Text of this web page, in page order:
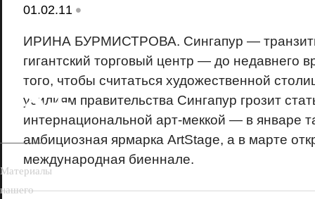
01.02.11 •
ИРИНА БУРМИСТРОВА. Сингапур —
гигантский торговый центр — до недавнего
того, чтобы считаться художественной
усилиям правительства Сингапур грозит
интернациональной арт-меккой — в январе
амбициозная ярмарка ArtStage, а в марте
международная биеннале.
18+
Материалы
нашего